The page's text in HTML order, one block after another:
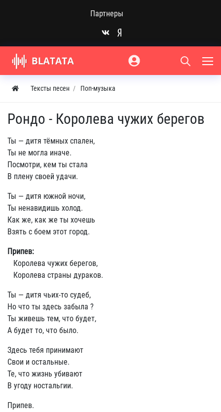
Партнеры
Тексты песен Поп-музыка
Рондо - Королева чужих берегов
Ты — дитя тёмных спален,
Ты не могла иначе.
Посмотри, кем ты стала
В плену своей удачи.
Ты — дитя южной ночи,
Ты ненавидишь холод.
Как же, как же ты хочешь
Взять с боем этот город.
Припев:
Королева чужих берегов,
Королева страны дураков.
Ты — дитя чьих-то судеб,
Но что ты здесь забыла ?
Ты живешь тем, что будет,
А будет то, что было.
Здесь тебя принимают
Свои и остальные.
Те, что жизнь убивают
В угоду ностальгии.
Припев.